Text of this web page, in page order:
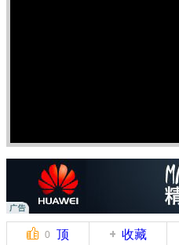
0 顶 收藏